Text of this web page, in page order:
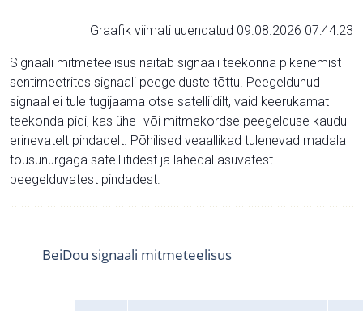
Graafik viimati uuendatud 09.08.2026 07:44:23
Signaali mitmeteelisus näitab signaali teekonna pikenemist
sentimeetrites signaali peegelduste tõttu. Peegeldunud
signaal ei tule tugijaama otse satelliidilt, vaid keerukamat
teekonda pidi, kas ühe- või mitmekordse peegelduse kaudu
erinevatelt pindadelt. Põhilised veaallikad tulenevad madala
tõusunurgaga satelliitidest ja lähedal asuvatest
peegelduvatest pindadest.
BeiDou signaali mitmeteelisus